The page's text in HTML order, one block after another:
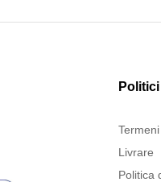
Politici
Livrare
Politica